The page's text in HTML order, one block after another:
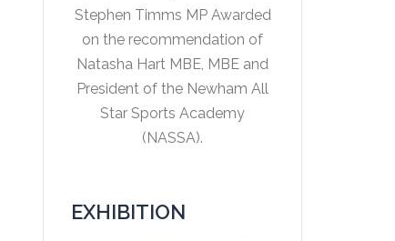
Stephen Timms MP Awarded
on the recommendation of
Natasha Hart MBE, MBE and
President of the Newham All
Star Sports Academy
(NASSA).
EXHIBITION